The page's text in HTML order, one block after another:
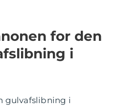
for den
i
gulvafslibning i